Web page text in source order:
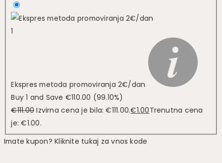
1
Ekspres metoda promoviranja 2€/dan
Buy 1 and Save €110.00 (99.10%)
€111.00 Izvirna cena je bila: €111.00.€1.00Trenutna cena
je: €1.00.
Imate kupon? Kliknite tukaj za vnos kode